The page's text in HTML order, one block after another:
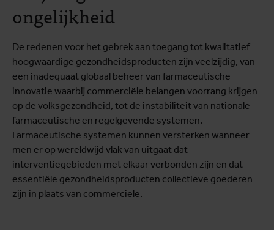
ongelijkheid
De redenen voor het gebrek aan toegang tot kwalitatief
hoogwaardige gezondheidsproducten zijn veelzijdig, van
een inadequaat globaal beheer van farmaceutische
innovatie waarbij commerciële belangen voorrang krijgen
op de volksgezondheid, tot de instabiliteit van nationale
farmaceutische en regelgevende systemen.
Farmaceutische systemen kunnen versterken wanneer
men er op wereldwijd vlak van uitgaat dat
interventiegebieden met elkaar verbonden zijn en dat
essentiële gezondheidsproducten collectieve goederen
zijn in plaats van commerciële.